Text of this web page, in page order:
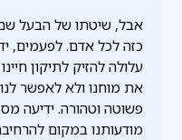
אבל, שיטתו של הבעל שם
כזה לכל אדם. לפעמים,
עלולה להזיק לתיקון
את מוחנו ולא לאפשר
פשוטה וטהורה. ידיעה
מודעותנו במקום